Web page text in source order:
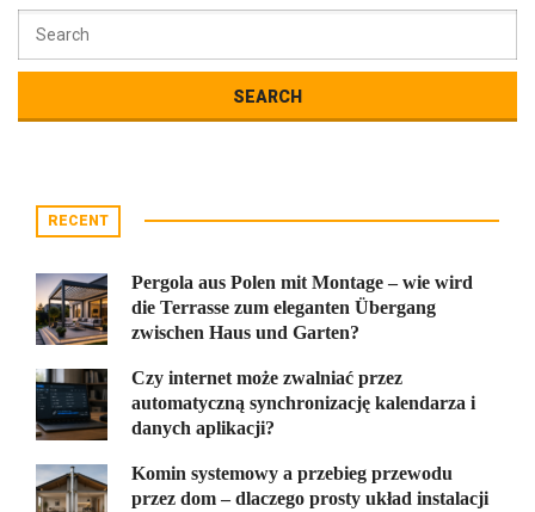
RECENT
Pergola aus Polen mit Montage – wie wird
die Terrasse zum eleganten Übergang
zwischen Haus und Garten?
Czy internet może zwalniać przez
automatyczną synchronizację kalendarza i
danych aplikacji?
Komin systemowy a przebieg przewodu
przez dom – dlaczego prosty układ instalacji